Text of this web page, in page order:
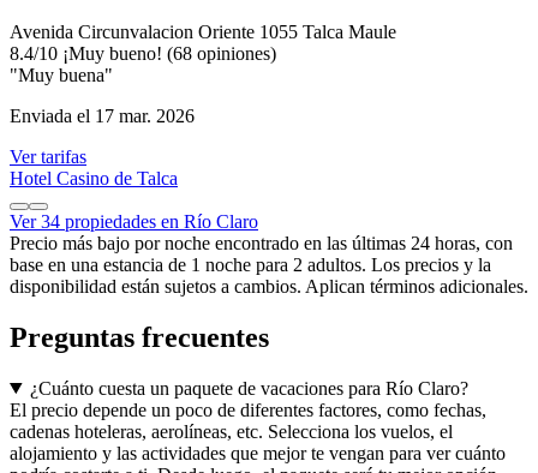
Avenida Circunvalacion Oriente 1055 Talca Maule
8.4/10 ¡Muy bueno! (68 opiniones)
"Muy buena"
Enviada el 17 mar. 2026
Ver tarifas
Hotel Casino de Talca
Ver 34 propiedades en Río Claro
Precio más bajo por noche encontrado en las últimas 24 horas, con
base en una estancia de 1 noche para 2 adultos. Los precios y la
disponibilidad están sujetos a cambios. Aplican términos adicionales.
Preguntas frecuentes
¿Cuánto cuesta un paquete de vacaciones para Río Claro?
El precio depende un poco de diferentes factores, como fechas,
cadenas hoteleras, aerolíneas, etc. Selecciona los vuelos, el
alojamiento y las actividades que mejor te vengan para ver cuánto